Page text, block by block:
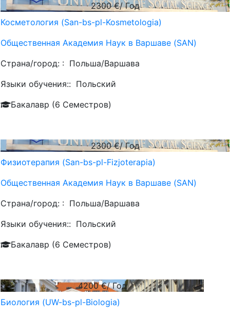
2300€/ Год
Косметология (San-bs-pl-Kosmetologia)
Общественная Академия Наук в Варшаве (SAN)
Страна/город: : Польша/Варшава
Языки обучения:: Польский
Бакалавр (6 Семестров)
2300€/ Год
Физиотерапия (San-bs-pl-Fizjoterapia)
Общественная Академия Наук в Варшаве (SAN)
Страна/город: : Польша/Варшава
Языки обучения:: Польский
Бакалавр (6 Семестров)
4200€/ Год
Биология (UW-bs-pl-Biologia)